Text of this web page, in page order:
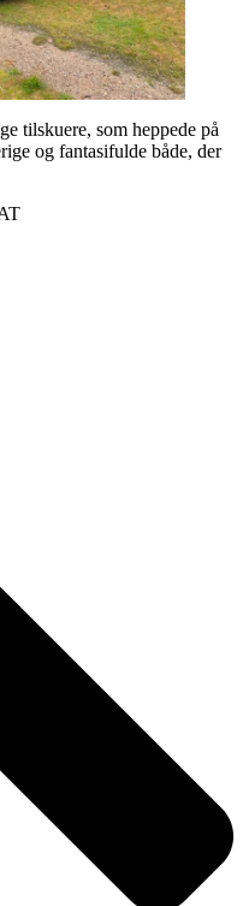
tilskuere, som heppede på
og fantasifulde både, der